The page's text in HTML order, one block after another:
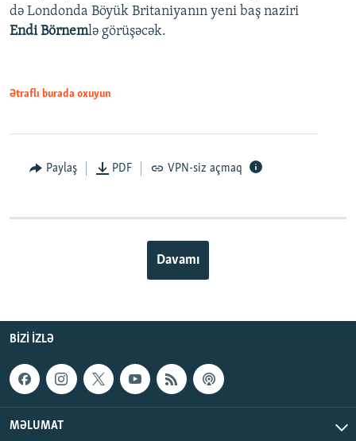
də Londonda Böyük Britaniyanın yeni baş naziri
Endi Börnemlə görüşəcək.
Ətraflı burada oxuyun
Paylaş PDF VPN-siz açmaq
Davamı
BIZI IZLƏ
MƏLUMAT